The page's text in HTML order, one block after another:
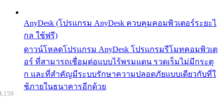
AnyDesk (โปรแกรม AnyDesk ควบคุมคอมพิวเตอร์ระยะไ
กล ใช้ฟรี)
ดาวน์โหลดโปรแกรม AnyDesk โปรแกรมรีโมทคอมพิวเต
อร์ ที่สามารถเชื่อมต่อแบบไร้พรมแดน รวดเร็มไม่มีกระตุ
ก และที่สำคัญมีระบบรักษาความปลอดภัยแบบเดียวกับที่ใ
ช้ภายในธนาคารอีกด้วย